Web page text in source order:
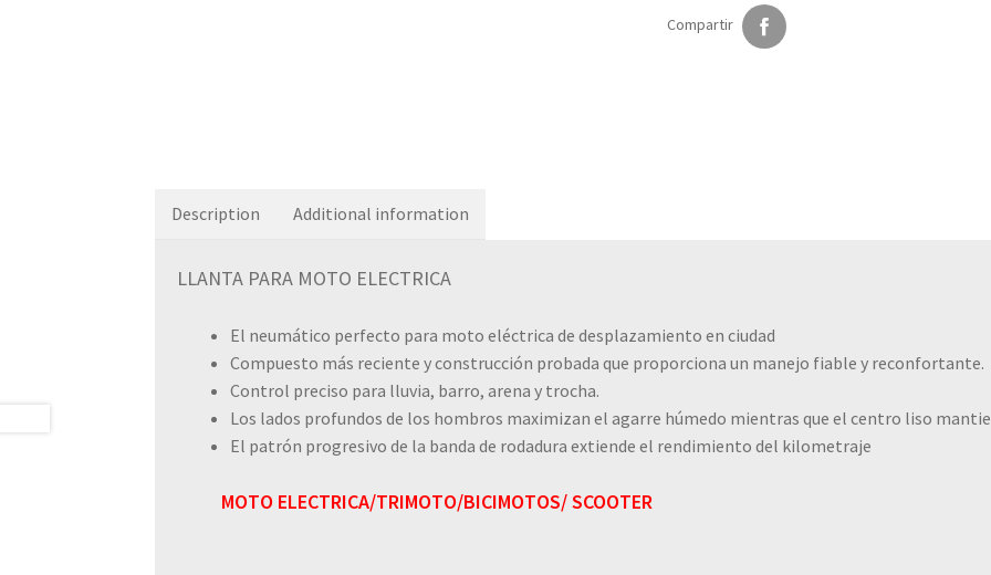
Compartir face
Description Additional information
LLANTA PARA MOTO ELECTRICA
El neumático perfecto para moto eléctrica de desplazamiento en ciudad
Compuesto más reciente y construcción probada que proporciona un manejo fiable y reconfortante.
Control preciso para lluvia, barro, arena y trocha.
Los lados profundos de los hombros maximizan el agarre húmedo mientras que el centro liso
El patrón progresivo de la banda de rodadura extiende el rendimiento del kilometraje
MOTO ELECTRICA/TRIMOTO/BICIMOTOS/ SCOOTER